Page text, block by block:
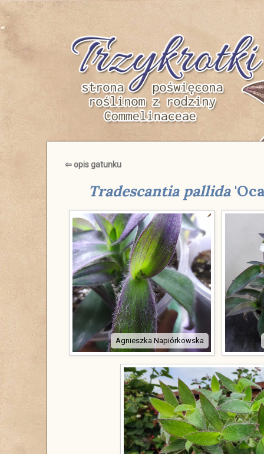
Trzykrotki
⇦ opis gatunku
Tradescantia pallida
Agnieszka Napiórkowska